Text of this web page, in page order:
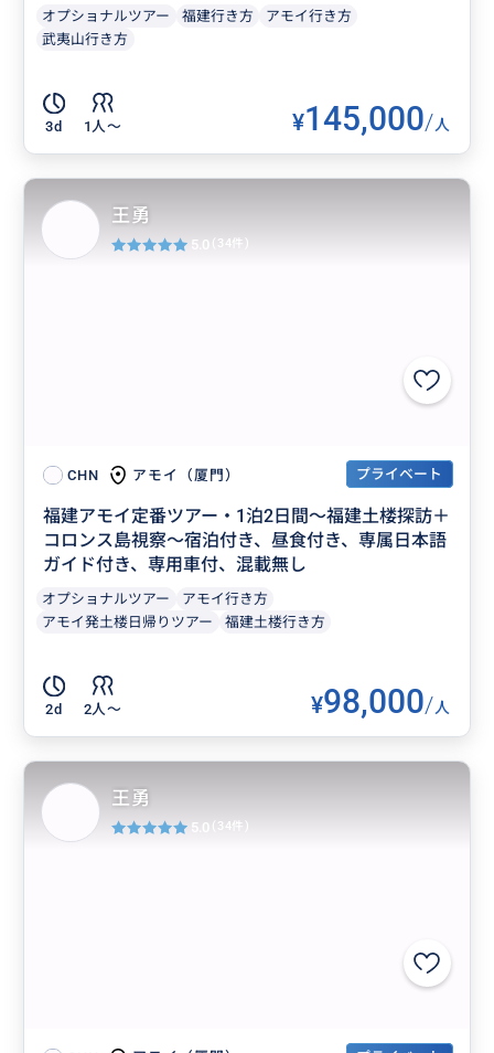
オプショナルツアー 福建行き方
アモイ行き方
武夷山行き方
3d 1人〜 ¥145,000/人
CHN アモイ（厦門） プライベート
福建アモイ定番ツアー・1泊2日間～福建土楼探訪＋
コロンス島視察～宿泊付き、昼食付き、専属日本語
ガイド付き、専用車付、混載無し
オプショナルツアー
アモイ行き方
アモイ発土楼日帰りツアー
福建土楼行き方
2d 2人〜 ¥98,000/人
王勇
5.0 (34件)
王勇
5.0 (34件)